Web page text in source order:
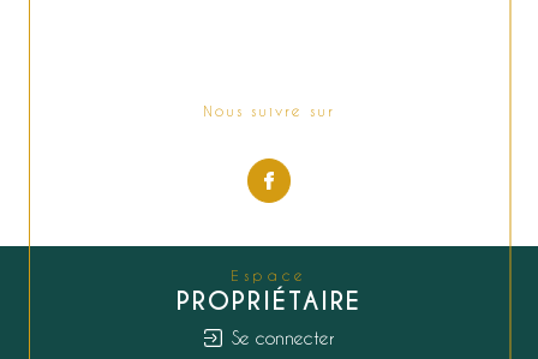
Nous suivre sur
Espace
PROPRIÉTAIRE
Se connecter